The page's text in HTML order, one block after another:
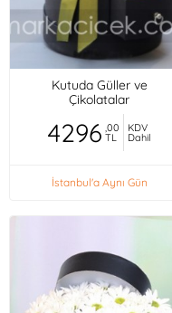
Kutuda Güller ve
Çikolatalar
4296 ,00
TL
KDV
Dahil
İstanbul'a Aynı Gün